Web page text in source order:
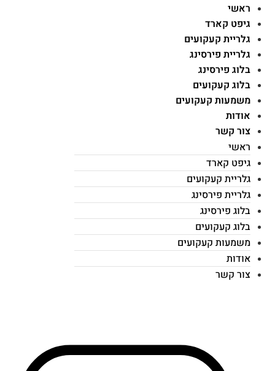
ראשי
גיפט קארד
גלריית קעקועים
גלריית פירסינג
בלוג פירסינג
בלוג קעקועים
משמעות קעקועים
אודות
צור קשר
ראשי
גיפט קארד
גלריית קעקועים
גלריית פירסינג
בלוג פירסינג
בלוג קעקועים
משמעות קעקועים
אודות
צור קשר